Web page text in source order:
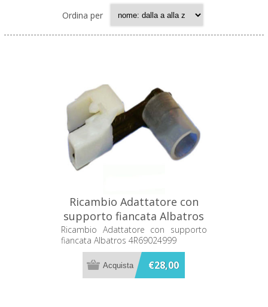
Ordina per
Ricambio Adattatore con
supporto fiancata Albatros
4R69024999
Ricambio Adattatore con supporto
fiancata Albatros 4R69024999
€28,00